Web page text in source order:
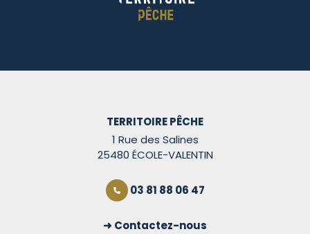
TERRITOIRE PÊCHE
1 Rue des Salines
25480 ÉCOLE-VALENTIN
03 81 88 06 47
Contactez-nous